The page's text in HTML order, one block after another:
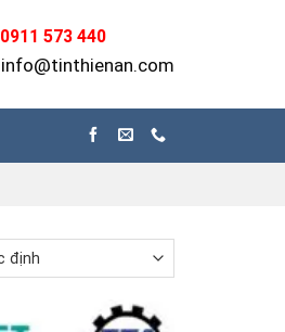
0911 573 440
info@tinthienan.com